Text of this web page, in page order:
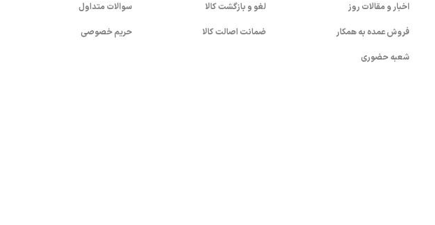
اخبار و مقالات روز
فروش عمده به همکار
شعبه حضوری
لغو و بازگشت کالا
ضمانت اصالت کالا
سوالات متداول
حریم خصوصی